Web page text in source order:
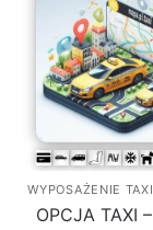
WYPOSAŻENIE
OPCJA TAXI